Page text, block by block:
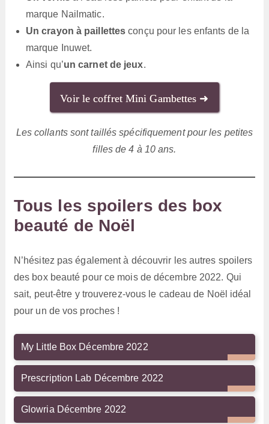
marque Nailmatic.
Un crayon à paillettes conçu pour les enfants de la
marque Inuwet.
Ainsi qu’un carnet de jeux.
Voir le coffret Mini Gambettes ➜
Les collants sont taillés spécifiquement pour les petites
filles de 4 à 10 ans.
Tous les spoilers des box
beauté de Noël
N’hésitez pas également à découvrir les autres spoilers
des box beauté pour ce mois de décembre 2022. Qui
sait, peut-être y trouverez-vous le cadeau de Noël idéal
pour un de vos proches !
My Little Box Décembre 2022
Prescription Lab Décembre 2022
Glowria Décembre 2022